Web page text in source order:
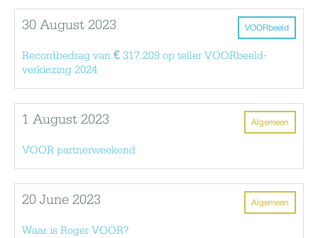
VOORbeeld
30 August 2023
Recordbedrag van € 317.209 op teller VOORbeeld-
verkiezing 2024
Algemeen
1 August 2023
VOOR partnerweekend
Algemeen
20 June 2023
Waar is Roger VOOR?